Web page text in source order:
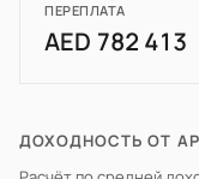
ПЕРЕПЛАТА
AED 782 413
ДОХОДНОСТЬ ОТ